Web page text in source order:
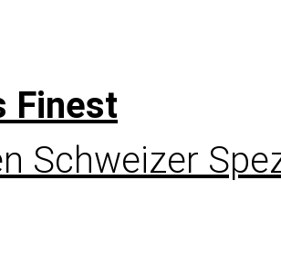
Finest
Schweizer